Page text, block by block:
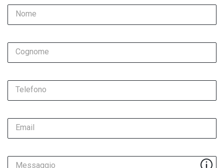
Nome
Cognome
Telefono
Email
Messaggio